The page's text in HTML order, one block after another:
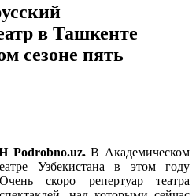
в Ташкенте
сезоне пять
Podrobno.uz.В Академическом
Узбекистана в этом году
скоро репертуар театра